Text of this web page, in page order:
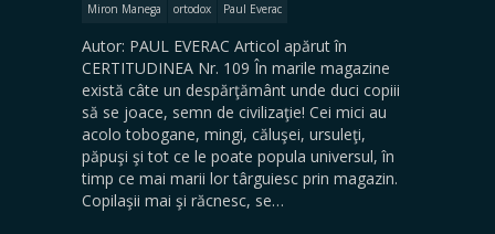
Miron Manega
ortodox Paul Everac
Autor: PAUL EVERAC Articol apărut în
CERTITUDINEA Nr. 109 În marile magazine
există câte un despărţământ unde duci copiii
să se joace, semn de civilizaţie! Cei mici au
acolo tobogane, mingi, căluşei, ursuleţi,
păpuşi şi tot ce le poate popula universul, în
timp ce mai marii lor târguiesc prin magazin.
Copilaşii mai şi răcnesc, se…